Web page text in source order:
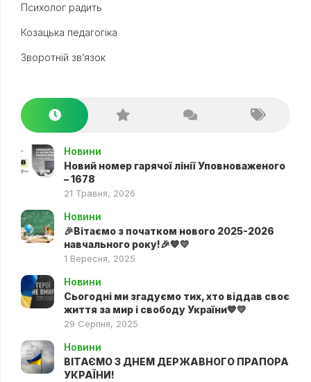
Психолог радить
Козацька педагогіка
Зворотній зв’язок
Новини
Новий номер гарячої лінії Уповноваженого
– 1678
21 Травня, 2026
Новини
🎉Вітаємо з початком нового 2025-2026
навчального року!🎉💙💛
1 Вересня, 2025
Новини
Сьогодні ми згадуємо тих, хто віддав своє
життя за мир і свободу України💙💛
29 Серпня, 2025
Новини
ВІТАЄМО З ДНЕМ ДЕРЖАВНОГО ПРАПОРА
УКРАЇНИ!